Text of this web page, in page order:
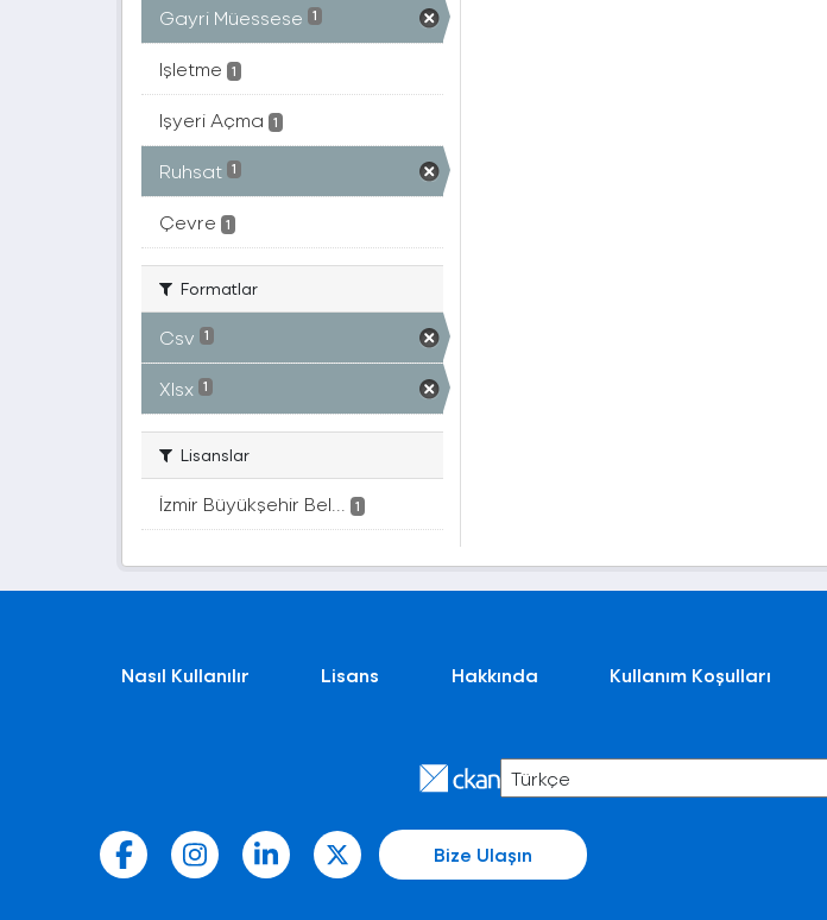
Gayri Müessese 1
Işletme 1
Işyeri Açma 1
Ruhsat 1
Çevre 1
Formatlar
Csv 1
Xlsx 1
Lisanslar
İzmir Büyükşehir Bel... 1
Nasıl Kullanılır Lisans Hakkında Kullanım Koşulları
Bize Ulaşın